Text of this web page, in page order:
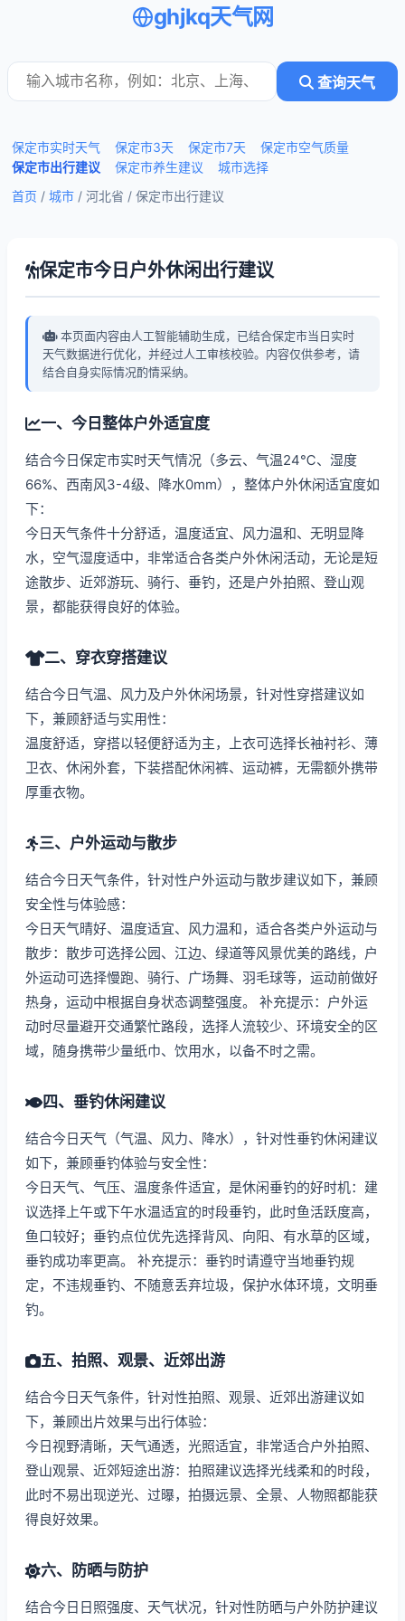
ghjkq天气网
查询天气
保定市实时天气 保定市3天 保定市7天
保定市空气质量
保定市出行建议
保定市养生建议
城市选择
首页 / 城市 / 河北省 / 保定市出行建议
保定市今日户外休闲出行建议
本页面内容由人工智能辅助生成，已结合保定市当日实时
天气数据进行优化，并经过人工审核校验。内容仅供参考，请
结合自身实际情况酌情采纳。
一、今日整体户外适宜度
结合今日保定市实时天气情况（多云、气温24℃、湿度
66%、西南风3-4级、降水0mm），整体户外休闲适宜度如
下：
今日天气条件十分舒适，温度适宜、风力温和、无明显降
水，空气湿度适中，非常适合各类户外休闲活动，无论是短
途散步、近郊游玩、骑行、垂钓，还是户外拍照、登山观
景，都能获得良好的体验。
二、穿衣穿搭建议
结合今日气温、风力及户外休闲场景，针对性穿搭建议如
下，兼顾舒适与实用性：
温度舒适，穿搭以轻便舒适为主，上衣可选择长袖衬衫、薄
卫衣、休闲外套，下装搭配休闲裤、运动裤，无需额外携带
厚重衣物。
三、户外运动与散步
结合今日天气条件，针对性户外运动与散步建议如下，兼顾
安全性与体验感：
今日天气晴好、温度适宜、风力温和，适合各类户外运动与
散步：散步可选择公园、江边、绿道等风景优美的路线，户
外运动可选择慢跑、骑行、广场舞、羽毛球等，运动前做好
热身，运动中根据自身状态调整强度。 补充提示：户外运
动时尽量避开交通繁忙路段，选择人流较少、环境安全的区
域，随身携带少量纸巾、饮用水，以备不时之需。
四、垂钓休闲建议
结合今日天气（气温、风力、降水），针对性垂钓休闲建议
如下，兼顾垂钓体验与安全性：
今日天气、气压、温度条件适宜，是休闲垂钓的好时机：建
议选择上午或下午水温适宜的时段垂钓，此时鱼活跃度高，
鱼口较好；垂钓点位优先选择背风、向阳、有水草的区域，
垂钓成功率更高。 补充提示：垂钓时请遵守当地垂钓规
定，不违规垂钓、不随意丢弃垃圾，保护水体环境，文明垂
钓。
五、拍照、观景、近郊出游
结合今日天气条件，针对性拍照、观景、近郊出游建议如
下，兼顾出片效果与出行体验：
今日视野清晰，天气通透，光照适宜，非常适合户外拍照、
登山观景、近郊短途出游：拍照建议选择光线柔和的时段，
此时不易出现逆光、过曝，拍摄远景、全景、人物照都能获
得良好效果。
六、防晒与防护
结合今日日照强度、天气状况，针对性防晒与户外防护建议